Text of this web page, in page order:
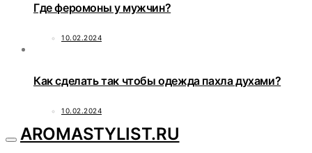
Где феромоны у мужчин?
10.02.2024
Как сделать так чтобы одежда пахла духами?
10.02.2024
AROMASTYLIST.RU